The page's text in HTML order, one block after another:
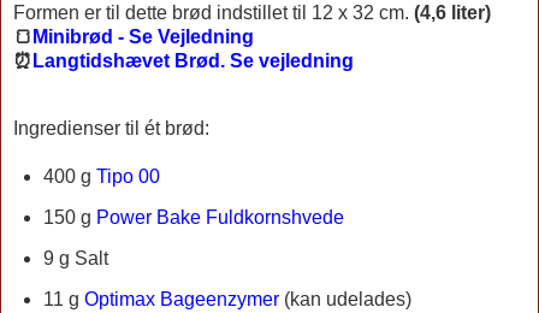
Formen er til dette brød indstillet til 12 x 32 cm. (4,6 liter)
🍞 Minibrød - Se Vejledning
⏰ Langtidshævet Brød. Se vejledning
Ingredienser til ét brød:
400 g Tipo 00
150 g Power Bake Fuldkornshvede
9 g Salt
11 g Optimax Bageenzymer(kan udelades)